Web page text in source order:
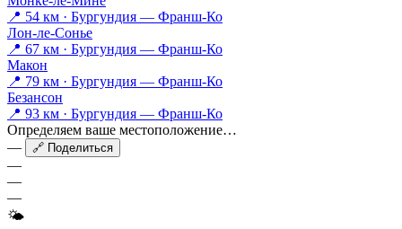
📍 54 км · Бургундия — Франш-Ко
Лон-ле-Сонье
📍 67 км · Бургундия — Франш-Ко
Макон
📍 79 км · Бургундия — Франш-Ко
Безансон
📍 93 км · Бургундия — Франш-Ко
Определяем ваше местоположение…
—
🔗 Поделиться
—
—
—
🌤